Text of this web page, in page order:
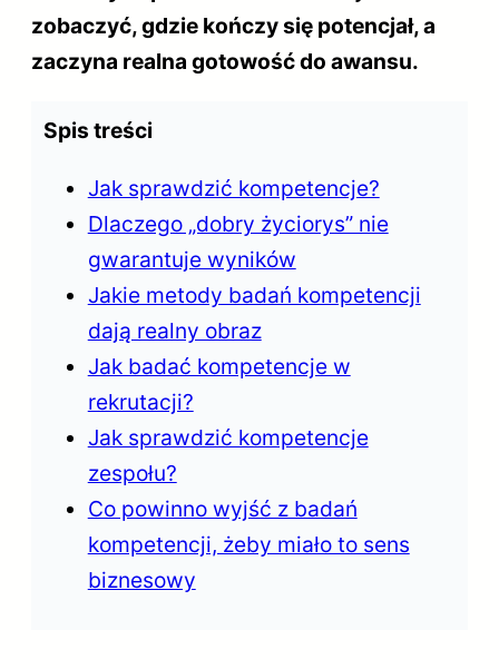
zobaczyć, gdzie kończy się potencjał, a
zaczyna realna gotowość do awansu.
Spis treści
Jak sprawdzić kompetencje?
Dlaczego „dobry życiorys” nie
gwarantuje wyników
Jakie metody badań kompetencji
dają realny obraz
Jak badać kompetencje w
rekrutacji?
Jak sprawdzić kompetencje
zespołu?
Co powinno wyjść z badań
kompetencji, żeby miało to sens
biznesowy